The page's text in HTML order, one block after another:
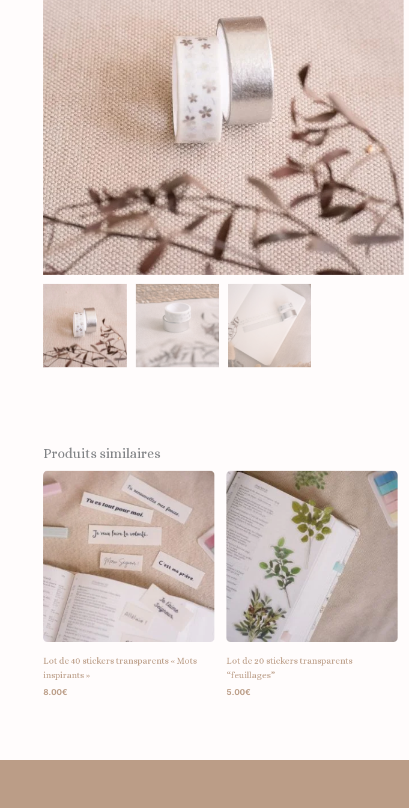
Produits similaires
Lot de 40 stickers transparents « Mots
inspirants »
8.00€
Lot de 20 stickers transparents
“feuillages”
5.00€